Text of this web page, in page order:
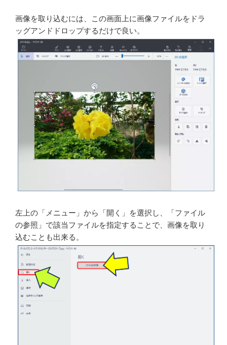
画像を取り込むには、この画面上に画像ファイルをドラ
ッグアンドドロップするだけで良い。